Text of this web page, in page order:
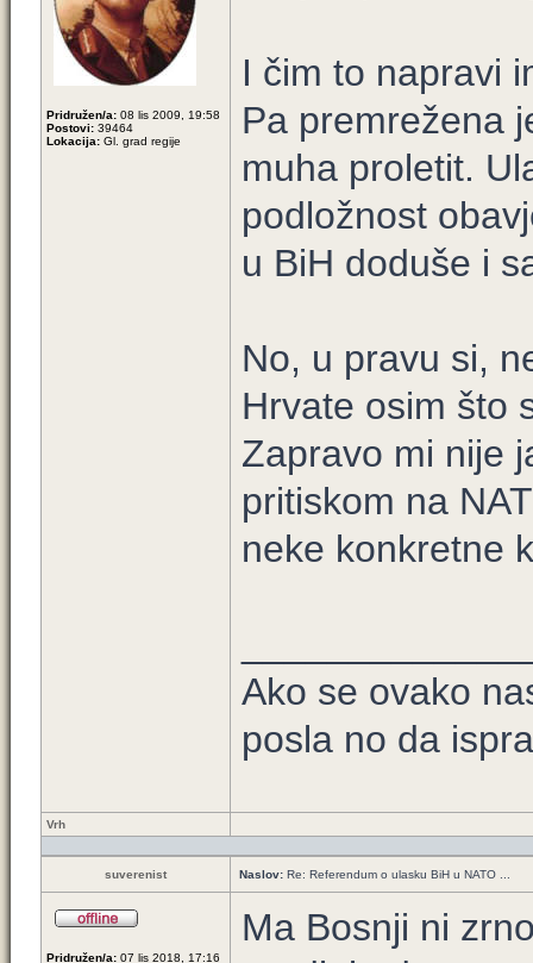
Pridružen/a: 08 lis 2009, 19:58
Postovi: 39464
Lokacija: Gl. grad regije
I čim to napravi
Pa premrežena
muha proletit.
podložnost
u BiH doduše i
No, u pravu si,
Hrvate osim što
Zapravo mi nije
pritiskom na
neke konkretne
Ako se ovako
posla no da
Vrh
suverenist Naslov: Re: Referendum o ulasku BiH u NATO ...
Pridružen/a: 07 lis 2018, 17:16
Ma Bosnji ni